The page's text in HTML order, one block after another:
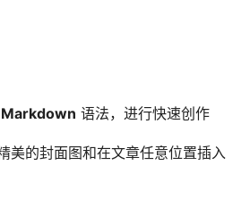
Markdown 语法，进行快速创作
美的封面图和在文章任意位置插入